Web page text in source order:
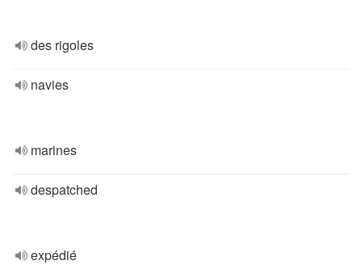
des rigoles
navies
marines
despatched
expédié